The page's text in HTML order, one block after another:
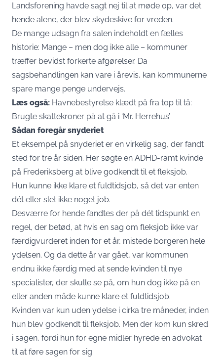
Landsforening havde sagt nej til at møde op, var det
hende alene, der blev skydeskive for vreden.
De mange udsagn fra salen indeholdt en fælles
historie: Mange – men dog ikke alle – kommuner
træffer bevidst forkerte afgørelser. Da
sagsbehandlingen kan vare i årevis, kan kommunerne
spare mange penge undervejs.
Læs også: Havnebestyrelse klædt på fra top til tå:
Brugte skattekroner på at gå i ‘Mr. Herrehus’
Sådan foregår snyderiet
Et eksempel på snyderiet er en virkelig sag, der fandt
sted for tre år siden. Her søgte en ADHD-ramt kvinde
på Frederiksberg at blive godkendt til et fleksjob.
Hun kunne ikke klare et fuldtidsjob, så det var enten
dét eller slet ikke noget job.
Desværre for hende fandtes der på dét tidspunkt en
regel, der betød, at hvis en sag om fleksjob ikke var
færdigvurderet inden for et år, mistede borgeren hele
ydelsen. Og da dette år var gået, var kommunen
endnu ikke færdig med at sende kvinden til nye
specialister, der skulle se på, om hun dog ikke på en
eller anden måde kunne klare et fuldtidsjob.
Kvinden var kun uden ydelse i cirka tre måneder, inden
hun blev godkendt tilfleksjob. Men der kom kun skred
i sagen, fordi hun for egne midler hyrede en advokat
til at føre sagen for sig.